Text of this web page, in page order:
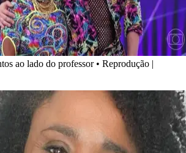
ao lado do professor • Reprodução |